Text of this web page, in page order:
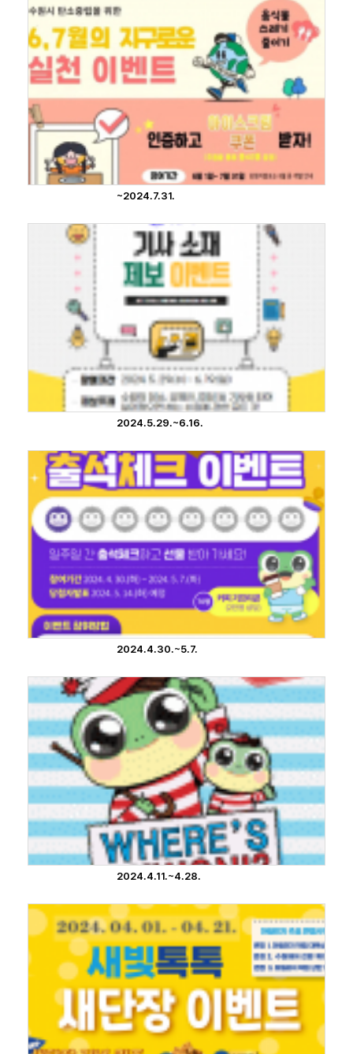
~2024.7.31.
2024.5.29.~6.16.
2024.4.30.~5.7.
2024.4.11.~4.28.